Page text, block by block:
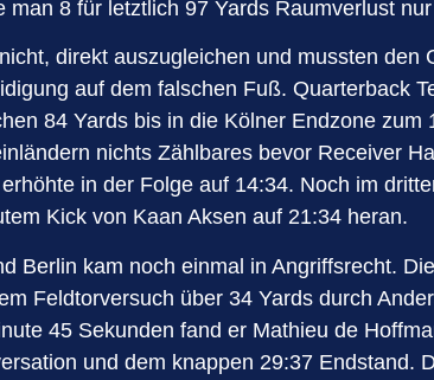
8 für letztlich 97 Yards Raumverlust
direkt auszugleichen und mussten
auf dem falschen Fuß. Quarterback
84 Yards bis in die Kölner Endzone
nichts Zählbares bevor Receiver
in der Folge auf 14:34. Noch im
Kick von Kaan Aksen auf 21:34 heran.
Berlin kam noch einmal in Angriffsrecht.
Feldtorversuch über 34 Yards durch
45 Sekunden fand er Mathieu de
und dem knappen 29:37 Endstand.